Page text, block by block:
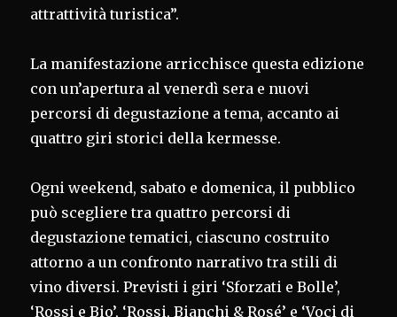
attrattività turistica”.
La manifestazione arricchisce questa edizione
con un’apertura al venerdì sera e nuovi
percorsi di degustazione a tema, accanto ai
quattro giri storici della kermesse.
Ogni weekend, sabato e domenica, il pubblico
può scegliere tra quattro percorsi di
degustazione tematici, ciascuno costruito
attorno a un confronto narrativo tra stili di
vino diversi. Previsti i giri ‘Sforzati e Bolle’,
‘Rossi e Bio’, ‘Rossi, Bianchi & Rosé’ e ‘Voci di